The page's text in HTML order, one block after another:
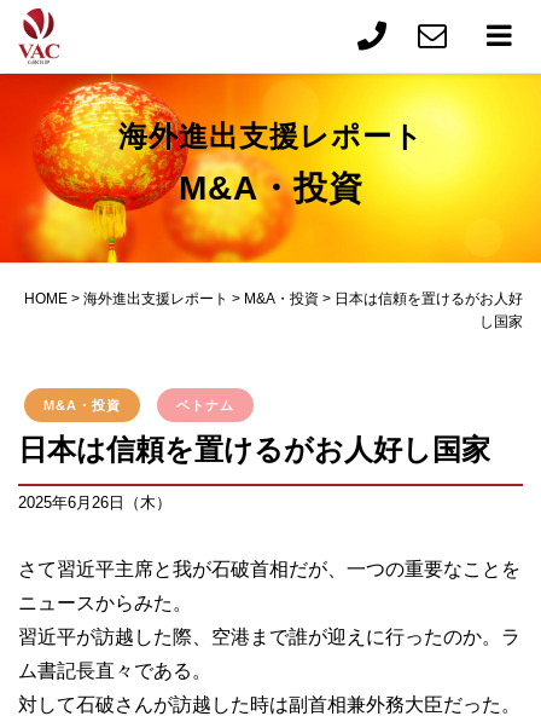
海外進出支援レポート
M&A・投資
HOME > 海外進出支援レポート > M&A・投資 > 日本は信頼を置けるがお人好
し国家
M&A・投資 ベトナム
日本は信頼を置けるがお人好し国家
2025年6月26日（木）
さて習近平主席と我が石破首相だが、一つの重要なことを
ニュースからみた。
習近平が訪越した際、空港まで誰が迎えに行ったのか。ラ
ム書記長直々である。
対して石破さんが訪越した時は副首相兼外務大臣だった。